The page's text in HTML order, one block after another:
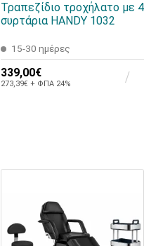
Τραπεζίδιο τροχήλατο με 4
συρτάρια HANDY 1032
15-30 ημέρες
339,00€
273,39€ + ΦΠΑ 24%